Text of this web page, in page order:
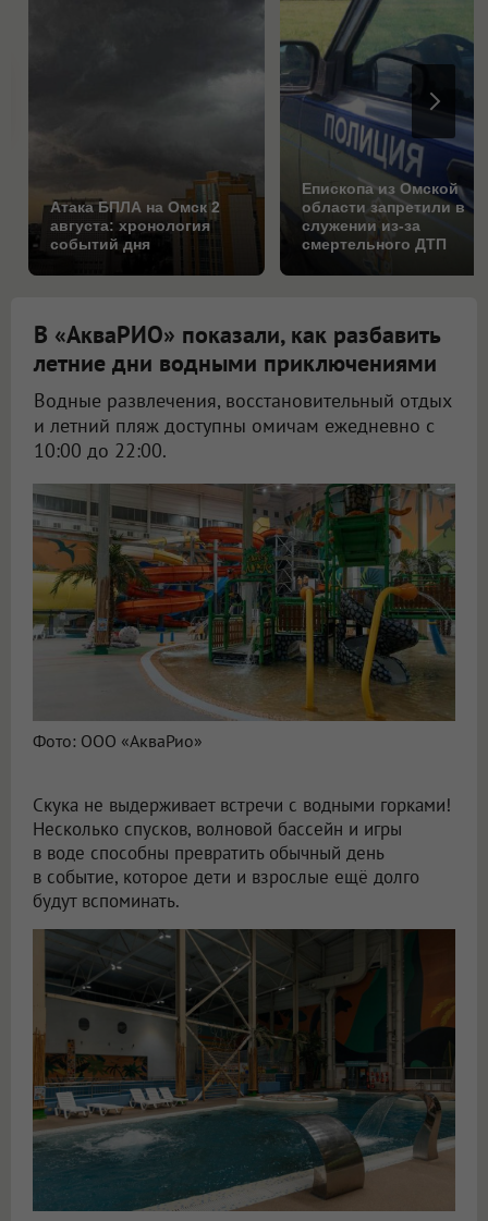
Атака БПЛА на Омск 2
августа: хронология
событий дня
Епископа из Омской
области запретили в
служении из-за
смертельного ДТП
В «АкваРИО» показали, как разбавить
летние дни водными приключениями
Водные развлечения, восстановительный отдых
и летний пляж доступны омичам ежедневно с
10:00 до 22:00.
Фото: ООО «АкваРио»
Скука не выдерживает встречи с водными горками!
Несколько спусков, волновой бассейн и игры
в воде способны превратить обычный день
в событие, которое дети и взрослые ещё долго
будут вспоминать.